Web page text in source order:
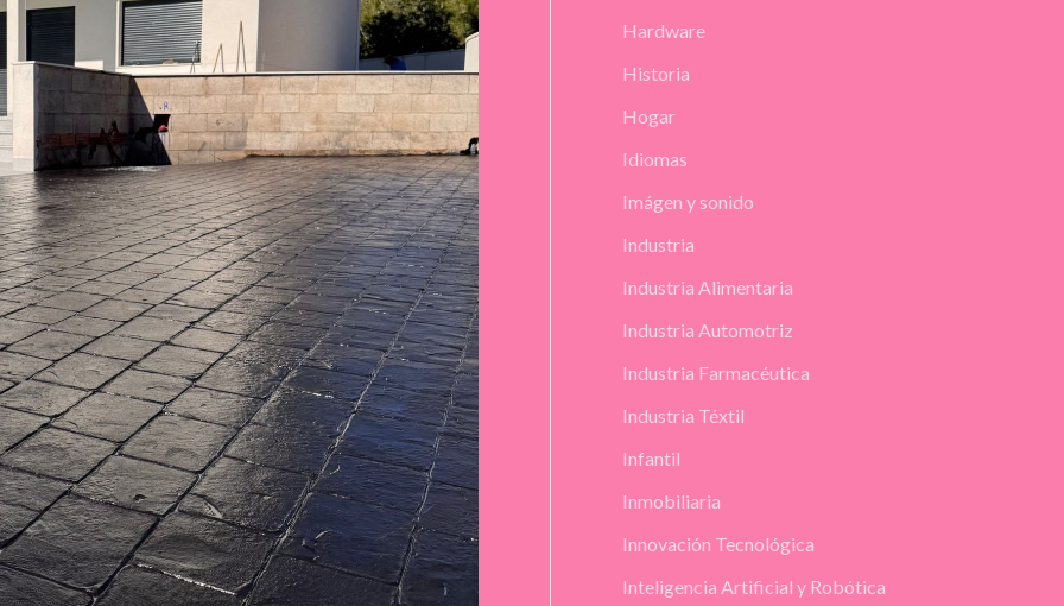
Hardware
Historia
Hogar
Idiomas
Imágen y sonido
Industria
Industria Alimentaria
Industria Automotriz
Industria Farmacéutica
Industria Téxtil
Infantil
Inmobiliaria
Innovación Tecnológica
Inteligencia Artificial y Robótica